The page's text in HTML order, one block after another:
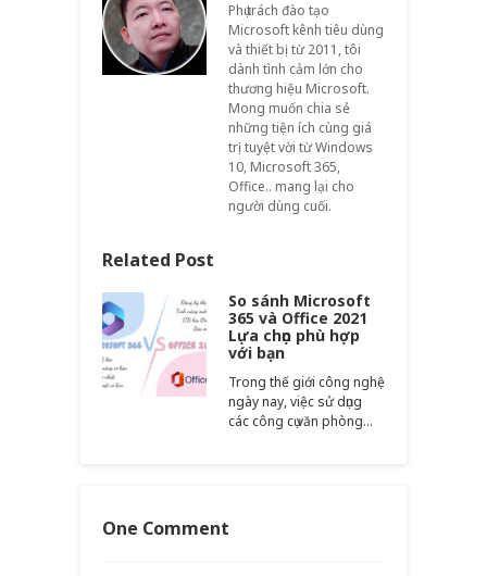
Phụ trách đào tạo
Microsoft kênh tiêu dùng
và thiết bị từ 2011, tôi
dành tình cảm lớn cho
thương hiệu Microsoft.
Mong muốn chia sẻ
những tiện ích cùng giá
trị tuyệt vời từ Windows
10, Microsoft 365,
Office.. mang lại cho
người dùng cuối.
Related Post
So sánh Microsoft
365 và Office 2021
Lựa chọn phù hợp
với bạn
Trong thế giới công nghệ
ngày nay, việc sử dụng
các công cụ văn phòng…
One Comment